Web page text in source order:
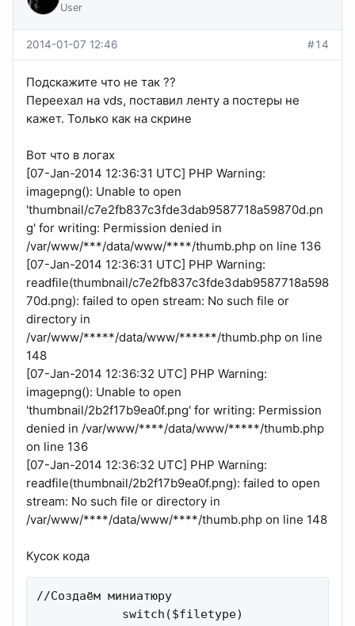
User
2014-01-07 12:46 #14
Подскажите что не так ??
Переехал на vds, поставил ленту а постеры не
кажет. Только как на скрине
Вот что в логах
[07-Jan-2014 12:36:31 UTC] PHP Warning:
imagepng(): Unable to open
'thumbnail/c7e2fb837c3fde3dab9587718a59870d.pn
g' for writing: Permission denied in
/var/www/***/data/www/****/thumb.php on line 136
[07-Jan-2014 12:36:31 UTC] PHP Warning:
readfile(thumbnail/c7e2fb837c3fde3dab9587718a598
70d.png): failed to open stream: No such file or
directory in
/var/www/*****/data/www/******/thumb.php on line
148
[07-Jan-2014 12:36:32 UTC] PHP Warning:
imagepng(): Unable to open
'thumbnail/2b2f17b9ea0f.png' for writing: Permission
denied in /var/www/****/data/www/*****/thumb.php
on line 136
[07-Jan-2014 12:36:32 UTC] PHP Warning:
readfile(thumbnail/2b2f17b9ea0f.png): failed to open
stream: No such file or directory in
/var/www/****/data/www/****/thumb.php on line 148
Кусок кода
//Создаём миниатюру
            switch($filetype)